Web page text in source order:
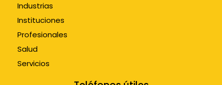
Industrias
Instituciones
Profesionales
Salud
Servicios